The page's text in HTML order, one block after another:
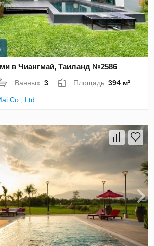
в Чиангмай, Таиланд №2586
Ванных:3 Площадь:394 м²
Co., Ltd.